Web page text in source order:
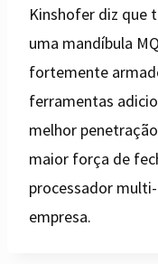
Kinshofer diz que
uma mandíbula
fortemente
ferramentas
melhor
maior força de
processador
empresa.